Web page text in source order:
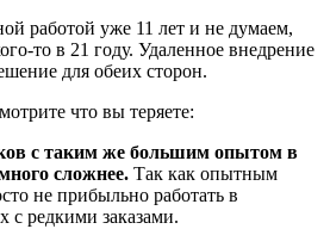
работой уже 11 лет и не думаем,
то в 21 году. Удаленное внедрение
для обеих сторон.
что вы теряете:
с таким же большим опытом в
сложнее. Так как опытным
не прибыльно работать в
с редкими заказами.